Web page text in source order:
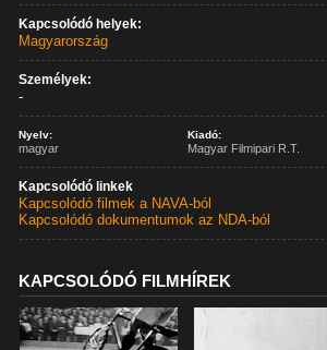
Kapcsolódó helyek:
Magyarország
Személyek:
-
Nyelv:
magyar
Kiadó:
Magyar Filmipari R.T.
Kapcsolódó linkek
Kapcsolódó filmek a NAVA-ból
Kapcsolódó dokumentumok az NDA-ból
KAPCSOLÓDÓ FILMHÍREK